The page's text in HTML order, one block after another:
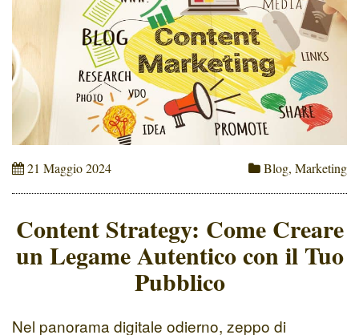
21 Maggio 2024 Blog, Marketing
Content Strategy: Come Creare
un Legame Autentico con il Tuo
Pubblico
Nel panorama digitale odierno, zeppo di